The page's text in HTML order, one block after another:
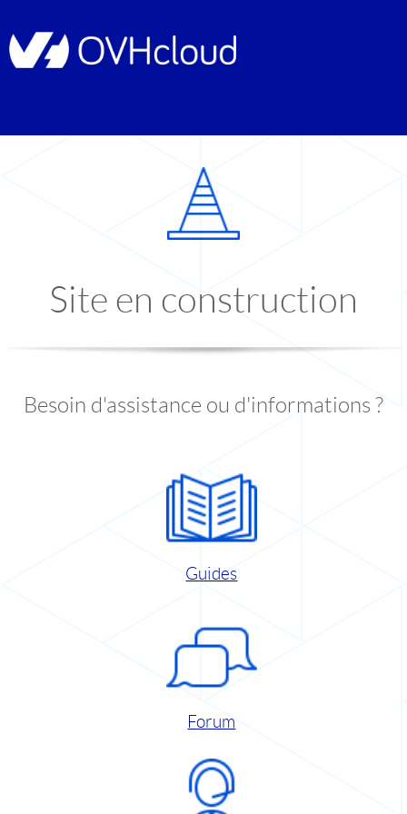
Site en construction
Besoin d'assistance ou d'informations ?
Guides
Forum